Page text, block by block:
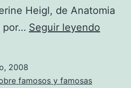
Heigl, de Anatomia
por… Seguir leyendo
2008
famosos y famosas